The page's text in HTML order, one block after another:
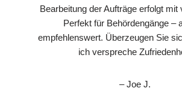
Bearbeitung der Aufträge erfolgt mit
Perfekt für Behördengänge –
empfehlenswert. Überzeugen Sie
ich verspreche
– Joe J.